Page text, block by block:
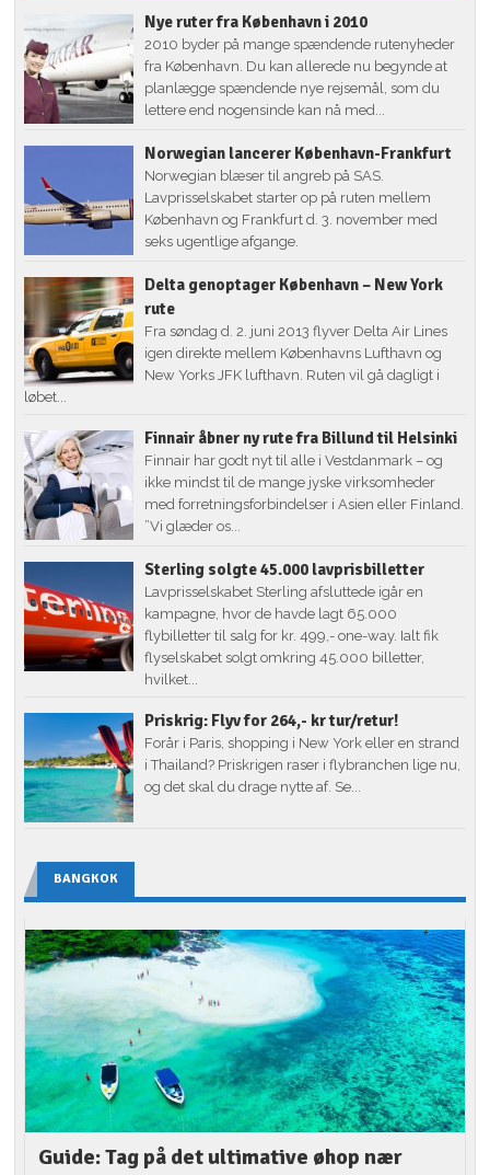
Nye ruter fra København i 2010
2010 byder på mange spændende rutenyheder
fra København. Du kan allerede nu begynde at
planlægge spændende nye rejsemål, som du
lettere end nogensinde kan nå med...
Norwegian lancerer København-Frankfurt
Norwegian blæser til angreb på SAS.
Lavprisselskabet starter op på ruten mellem
København og Frankfurt d. 3. november med
seks ugentlige afgange.
Delta genoptager København – New York
rute
Fra søndag d. 2. juni 2013 flyver Delta Air Lines
igen direkte mellem Københavns Lufthavn og
New Yorks JFK lufthavn. Ruten vil gå dagligt i
løbet...
Finnair åbner ny rute fra Billund til Helsinki
Finnair har godt nyt til alle i Vestdanmark – og
ikke mindst til de mange jyske virksomheder
med forretningsforbindelser i Asien eller Finland.
”Vi glæder os...
Sterling solgte 45.000 lavprisbilletter
Lavprisselskabet Sterling afsluttede igår en
kampagne, hvor de havde lagt 65.000
flybilletter til salg for kr. 499,- one-way. Ialt fik
flyselskabet solgt omkring 45.000 billetter,
hvilket...
Priskrig: Flyv for 264,- kr tur/retur!
Forår i Paris, shopping i New York eller en strand
i Thailand? Priskrigen raser i flybranchen lige nu,
og det skal du drage nytte af. Se...
BANGKOK
Guide: Tag på det ultimative øhop nær